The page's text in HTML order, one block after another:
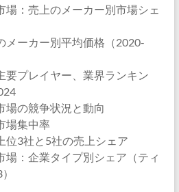
場：売上のメーカー別市場シェ
メーカー別平均価格（2020-
要プレイヤー、業界ランキン
場の競争状況と動向
場集中率
位3社と5社の売上シェア
場：企業タイプ別シェア（ティ